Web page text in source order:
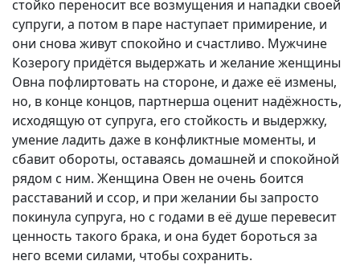
стойко переносит все возмущения и нападки своей
супруги, а потом в паре наступает примирение, и
они снова живут спокойно и счастливо. Мужчине
Козерогу придётся выдержать и желание женщины
Овна пофлиртовать на стороне, и даже её измены,
но, в конце концов, партнерша оценит надёжность,
исходящую от супруга, его стойкость и выдержку,
умение ладить даже в конфликтные моменты, и
сбавит обороты, оставаясь домашней и спокойной
рядом с ним. Женщина Овен не очень боится
расставаний и ссор, и при желании бы запросто
покинула супруга, но с годами в её душе перевесит
ценность такого брака, и она будет бороться за
него всеми силами, чтобы сохранить.